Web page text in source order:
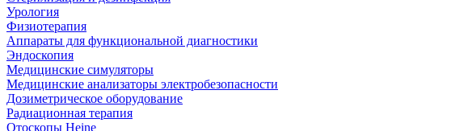
Урология
Физиотерапия
Аппараты для функциональной диагностики
Эндоскопия
Медицинские симуляторы
Медицинские анализаторы электробезопасности
Дозиметрическое оборудование
Радиационная терапия
Отоскопы Heine